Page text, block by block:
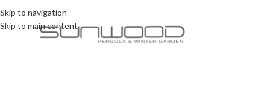
Skip to navigation
Skip to main content